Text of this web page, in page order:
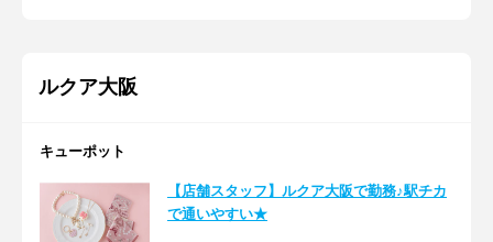
ルクア大阪
キューポット
【店舗スタッフ】ルクア大阪で勤務♪駅チカ
で通いやすい★